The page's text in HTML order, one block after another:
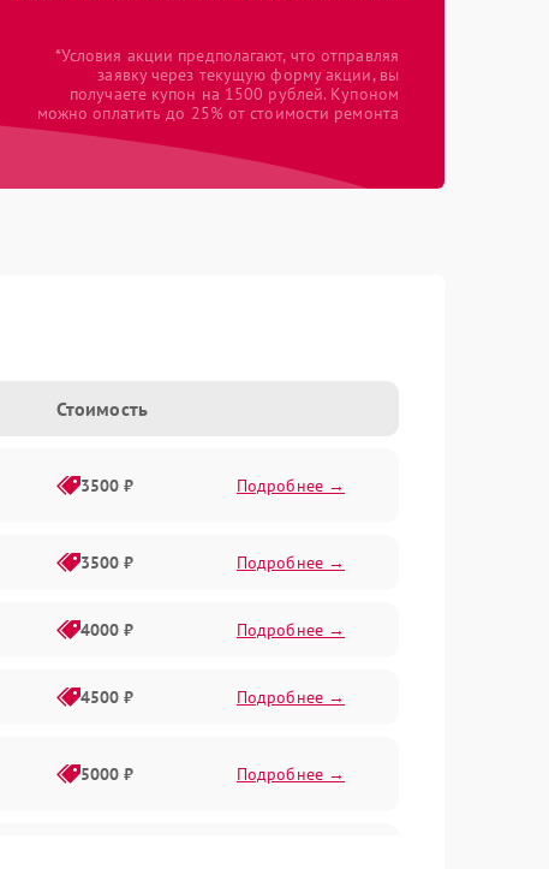
*Условия акции предполагают, что отправляя
заявку через текущую форму акции, вы
получаете купон на 1500 рублей. Купоном
можно оплатить до 25% от стоимости ремонта
Стоимость
3500 ₽ Подробнее →
3500 ₽ Подробнее →
4000 ₽ Подробнее →
4500 ₽ Подробнее →
5000 ₽ Подробнее →